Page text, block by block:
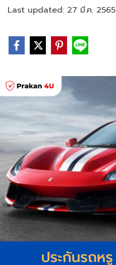
Last updated: 27 มี.ค. 2565